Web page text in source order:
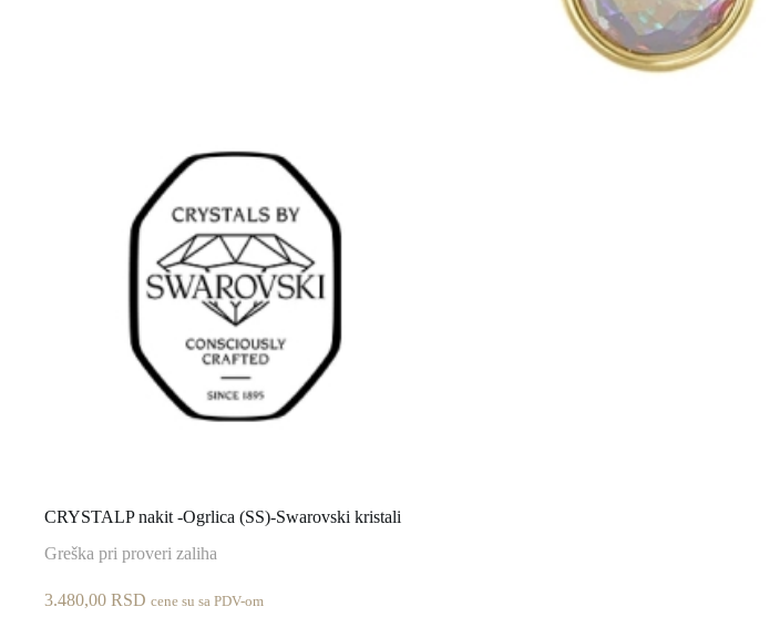
CRYSTALP nakit -Ogrlica (SS)-Swarovski kristali
Greška pri proveri zaliha
3.480,00 RSD cene su sa PDV-om